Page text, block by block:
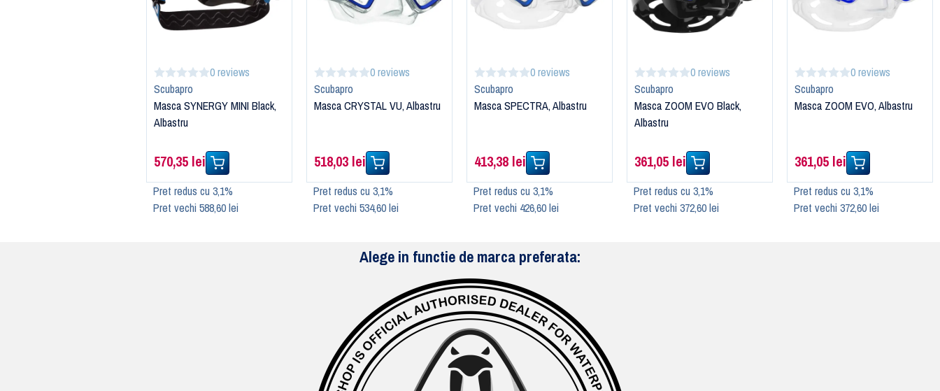
0 reviews
Scubapro
Masca SYNERGY MINI Black,
Albastru
570,35 lei
Pret redus cu 3,1%
Pret vechi 588,60 lei
0 reviews
Scubapro
Masca CRYSTAL VU, Albastru
518,03 lei
Pret redus cu 3,1%
Pret vechi 534,60 lei
0 reviews
Scubapro
Masca SPECTRA, Albastru
413,38 lei
Pret redus cu 3,1%
Pret vechi 426,60 lei
0 reviews
Scubapro
Masca ZOOM EVO Black,
Albastru
361,05 lei
Pret redus cu 3,1%
Pret vechi 372,60 lei
0 reviews
Scubapro
Masca ZOOM EVO, Albastru
361,05 lei
Pret redus cu 3,1%
Pret vechi 372,60 lei
Alege in functie de marca preferata: